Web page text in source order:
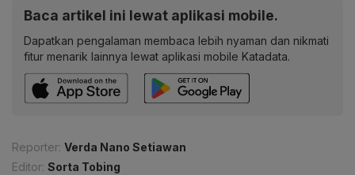
Baca artikel ini lewat aplikasi mobile.
Dapatkan pengalaman membaca lebih nyaman dan nikmati
fitur menarik lainnya lewat aplikasi mobile Katadata.
Reporter: Verda Nano Setiawan
Editor: Sorta Tobing